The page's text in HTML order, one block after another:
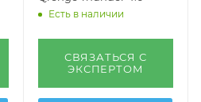
Есть в наличии
СВЯЗАТЬСЯ С
ЭКСПЕРТОМ